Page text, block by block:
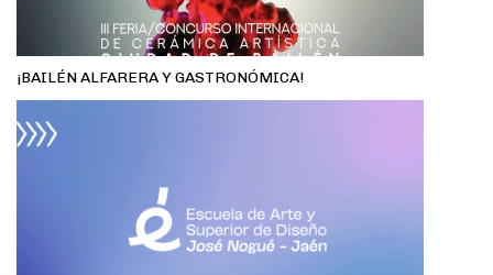
¡BAILÉN ALFARERA Y GASTRONÓMICA!